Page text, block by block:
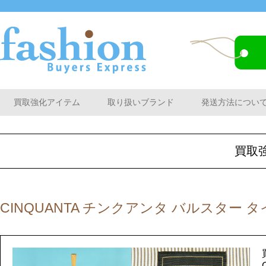
買取強化アイテム 取り扱いブランド 発送方法につい
買取
CINQUANTA チンクアンタ バルスター